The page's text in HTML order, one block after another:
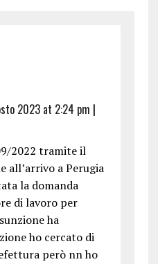
2023 at 2:24 pm |
2022 tramite il
all’arrivo a Perugia
la domanda
di lavoro per
ha
ho cercato di
però nn ho